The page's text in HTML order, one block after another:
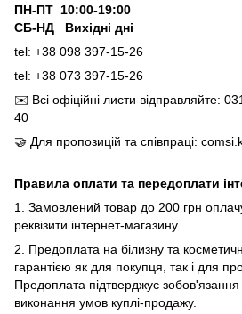
ПН-ПТ 10:00-19:00
СБ-НД Вихідні дні
tel: +38 098 397-15-26
tel: +38 073 397-15-26
✉️ Всі офіційні листи відправляйте:
40
🤝 Для пропозицій та співпраці:
Правила оплати та передоплати
1. Замовлений товар до 200 грн
реквізити інтернет-магазину.
2. Предоплата на білизну та
гарантією як для покупця, так і для
Предоплата підтверджує зобов'язання
виконання умов куплі-продажу.